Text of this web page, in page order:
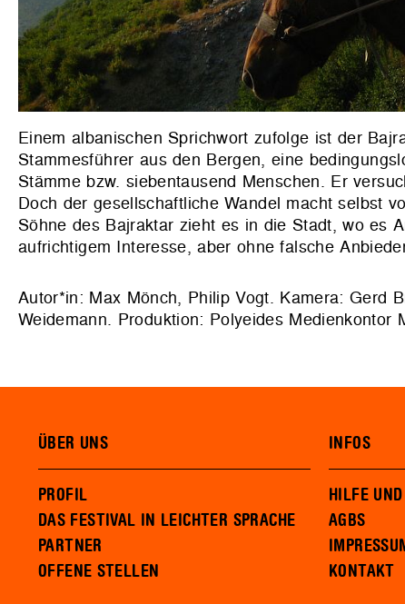
Einem albanischen Sprichwort zufolge ist der
Stammesführer aus den Bergen, eine
Stämme bzw. siebentausend Menschen. Er
Doch der gesellschaftliche Wandel macht selbst
Söhne des Bajraktar zieht es in die Stadt, wo es
aufrichtigem Interesse, aber ohne falsche
Autor*in: Max Mönch, Philip Vogt. Kamera: Gerd
Weidemann. Produktion: Polyeides
ÜBER UNS
PROFIL
DAS FESTIVAL IN LEICHTER SPRACHE
PARTNER
OFFENE STELLEN
INFOS
HILFE
AGBS
KONTAKT